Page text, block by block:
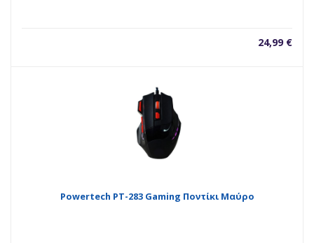
24,99 €
Powertech PT-283 Gaming Ποντίκι Μαύρο